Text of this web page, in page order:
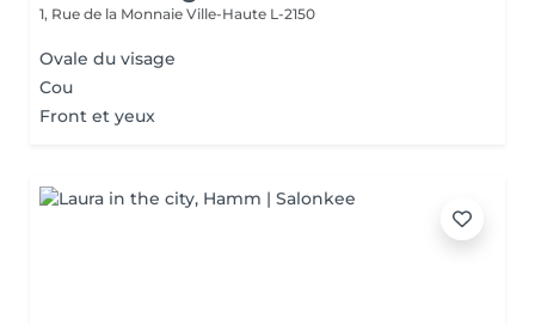
1, Rue de la Monnaie Ville-Haute L-2150
Ovale du visage
Cou
Front et yeux